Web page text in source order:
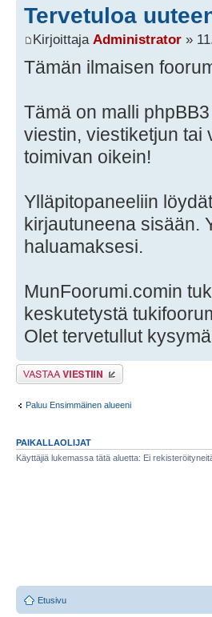
Tervetuloa
Kirjoittaja Administrator »
Tämän ilmaisen
Tämä on malli
viestin, viestiketjun tai
toimivan oikein!
Ylläpitopaneeliin
kirjautuneena sisään.
haluamaksesi.
MunFoorumi.comin
keskutetystä
Olet tervetullut
Lähetä vastaus
Paluu Ensimmäinen alueeni
PAIKALLAOLIJAT
Käyttäjiä lukemassa tätä aluetta: Ei
Etusivu